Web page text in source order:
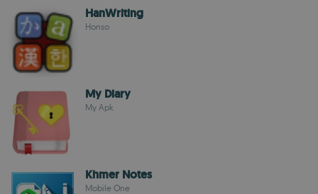
HanWriting
Honso
My Diary
My Apk
Khmer Notes
Mobile One